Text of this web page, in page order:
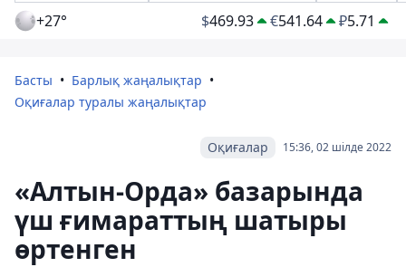
+27° $469.93 €541.64 ₽5.71
Басты
Барлық жаңалықтар
Оқиғалар туралы жаңалықтар
15:36, 02 шілде 2022
Оқиғалар
«Алтын-Орда» базарында
үш ғимараттың шатыры
өртенген